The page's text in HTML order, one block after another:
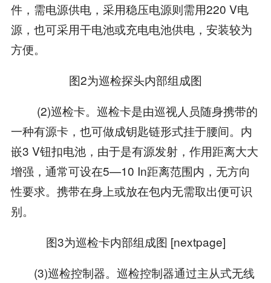
件，需电源供电，采用稳压电源则需用220 V电
源，也可采用干电池或充电电池供电，安装较为
方便。
图2为巡检探头内部组成图
(2)巡检卡。巡检卡是由巡视人员随身携带的
一种有源卡，也可做成钥匙链形式挂于腰间。内
嵌3 V钮扣电池，由于是有源发射，作用距离大大
增强，通常可设在5—10 In距离范围内，无方向
性要求。携带在身上或放在包内无需取出便可识
别。
图3为巡检卡内部组成图 [nextpage]
(3)巡检控制器。巡检控制器通过主从式无线